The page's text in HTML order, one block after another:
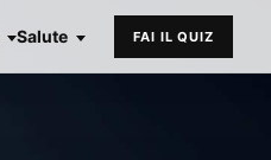
Salute FAI IL QUIZ